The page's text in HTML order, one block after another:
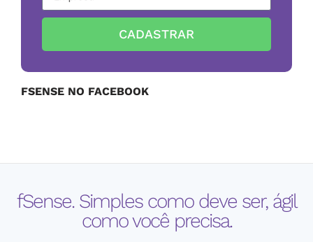
CADASTRAR
FSENSE NO FACEBOOK
fSense. Simples como deve ser, ágil
como você precisa.